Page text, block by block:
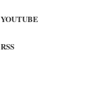
YOUTUBE
RSS